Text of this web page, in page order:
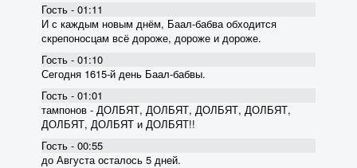
Гость - 01:11
И с каждым новым днём, Баал-бабва обходится
скрепоносцам всё дороже, дороже и дороже.
Гость - 01:10
Сегодня 1615-й день Баал-бабвы.
Гость - 01:01
тампонов - ДОЛБЯТ, ДОЛБЯТ, ДОЛБЯТ, ДОЛБЯТ,
ДОЛБЯТ, ДОЛБЯТ и ДОЛБЯТ!!
Гость - 00:55
до Августа осталось 5 дней.